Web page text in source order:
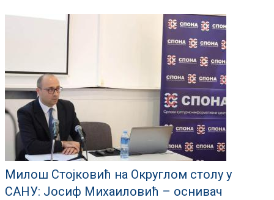
Милош Стојковић на Округлом столу у
САНУ: Јосиф Михаиловић – оснивач